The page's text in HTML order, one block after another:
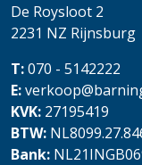
De Roysloot 2
2231 NZ Rijnsburg
T:070 - 5142222
E:
KVK: 27195419
BTW:
Bank: